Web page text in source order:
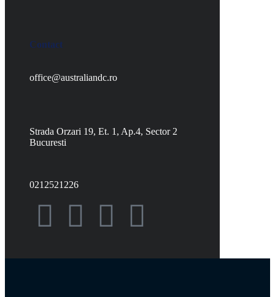
Contact
office@australiandc.ro
Strada Orzari 19, Et. 1, Ap.4, Sector 2
Bucuresti
0212521226